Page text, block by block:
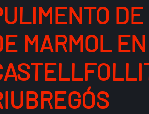
MARMOL EN